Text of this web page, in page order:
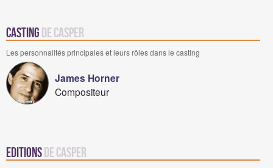
Casting de Casper
Les personnalités principales et leurs rôles dans le casting
James Horner
Compositeur
Editionsde Casper